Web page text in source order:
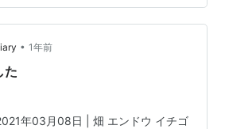
キング参加中ハンドメイド ランキ
グ ランキング参加中ライフスタイ
• 1年前
た
年03月08日 | 畑 エンドウ イチゴ